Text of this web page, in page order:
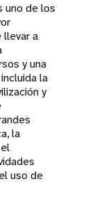
uno de los
llevar a
y una
la
y
la
uso de